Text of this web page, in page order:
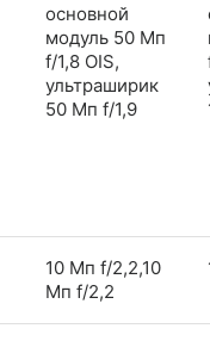
основной
модуль 50 Мп
f/1,8 OIS,
ультраширик
50 Мп f/1,9
10 Мп f/2,2,10
Мп f/2,2